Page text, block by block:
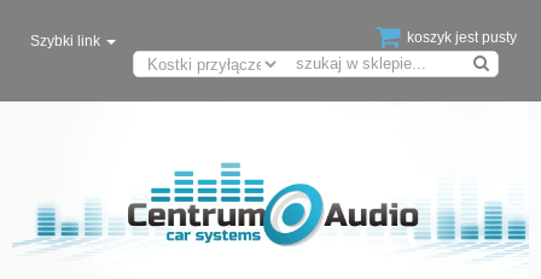
koszyk jest pusty
Szybki link